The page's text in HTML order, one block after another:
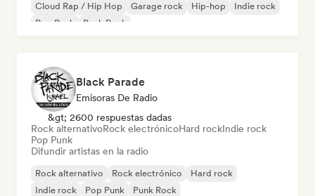
Cloud Rap / Hip Hop
Garage rock Hip-hop
Indie rock
Pop Punk
Punk Rock
Black Parade
Emisoras De Radio
&gt; 2600 respuestas dadas
Rock alternativoRock electrónicoHard rockIndie rock
Pop Punk
Difundir artistas en la radio
Rock alternativo Rock electrónico
Hard rock
Indie rock
Pop Punk
Punk Rock